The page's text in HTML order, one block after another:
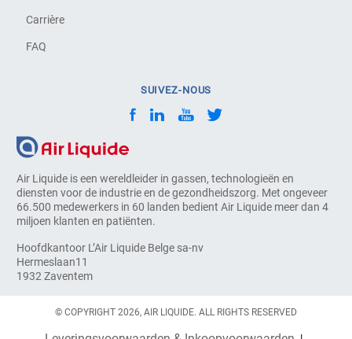
Air Liquide is een wereldleider in gassen, technologieën en
diensten voor de industrie en de gezondheidszorg. Met ongeveer
66.500 medewerkers in 60 landen bedient Air Liquide meer dan 4
miljoen klanten en patiënten.
Hoofdkantoor L’Air Liquide Belge sa-nv
Hermeslaan11
1932 Zaventem
Carrière
FAQ
SUIVEZ-NOUS
© COPYRIGHT 2026, AIR LIQUIDE. ALL RIGHTS RESERVED